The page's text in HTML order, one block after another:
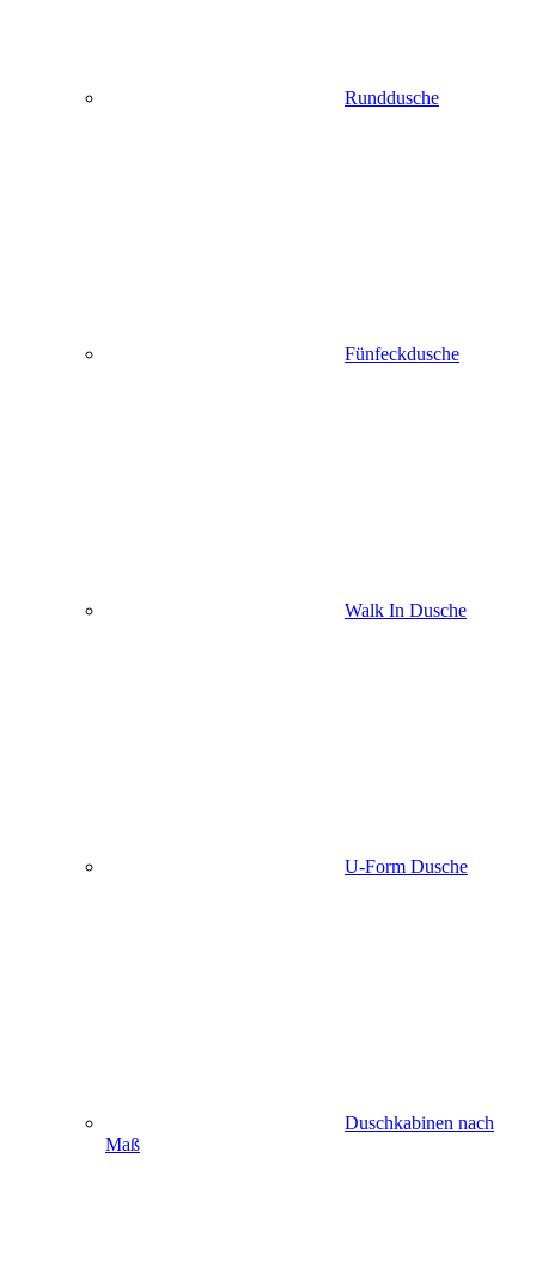
Runddusche
Fünfeckdusche
Walk In Dusche
U-Form Dusche
Duschkabinen nach
Maß